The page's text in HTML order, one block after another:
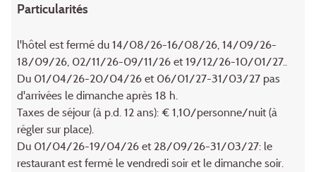
Particularités
l'hôtel est fermé du 14/08/26-16/08/26, 14/09/26-
18/09/26, 02/11/26-09/11/26 et 19/12/26-10/01/27..
Du 01/04/26-20/04/26 et 06/01/27-31/03/27 pas
d'arrivées le dimanche après 18 h.
Taxes de séjour (à p.d. 12 ans): € 1,10/personne/nuit (à
régler sur place).
Du 01/04/26-19/04/26 et 28/09/26-31/03/27: le
restaurant est fermé le vendredi soir et le dimanche soir.